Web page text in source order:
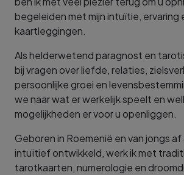
begeleiden met mijn intuïtie, ervaring
kaartleggingen.
Als helderwetend paragnost en
bij vragen over liefde, relaties,
persoonlijke groei en
we naar wat er werkelijk speelt en
mogelijkheden er voor u openliggen.
Geboren in Roemenië en van jongs
intuïtief ontwikkeld, werk ik met
tarotkaarten, numerologie en